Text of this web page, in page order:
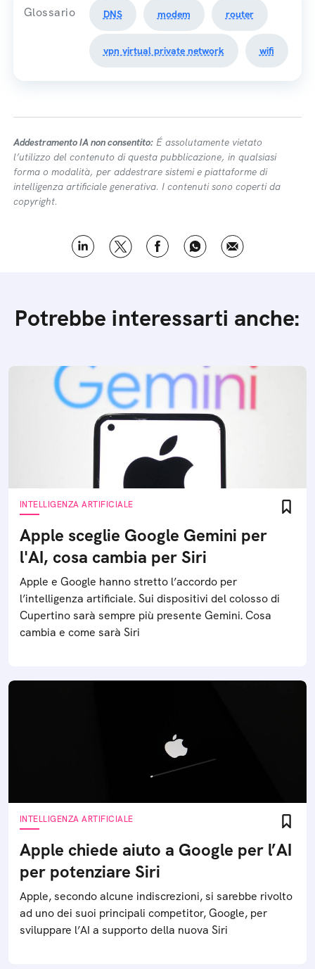
Glossario DNS modem router
vpn virtual private network wifi
Addestramento IA non consentito: É assolutamente vietato
l’utilizzo del contenuto di questa pubblicazione, in qualsiasi
forma o modalità, per addestrare sistemi e piattaforme di
intelligenza artificiale generativa. I contenuti sono coperti da
copyright.
Potrebbe interessarti anche:
INTELLIGENZA ARTIFICIALE
Apple sceglie Google Gemini per
l'AI, cosa cambia per Siri
Apple e Google hanno stretto l’accordo per
l’intelligenza artificiale. Sui dispositivi del colosso di
Cupertino sarà sempre più presente Gemini. Cosa
cambia e come sarà Siri
INTELLIGENZA ARTIFICIALE
Apple chiede aiuto a Google per l’AI
per potenziare Siri
Apple, secondo alcune indiscrezioni, si sarebbe rivolto
ad uno dei suoi principali competitor, Google, per
sviluppare l’AI a supporto della nuova Siri